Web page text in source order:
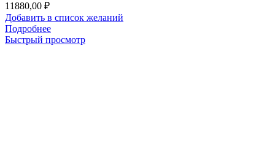
11880,00 ₽
Добавить в список желаний
Подробнее
Быстрый просмотр